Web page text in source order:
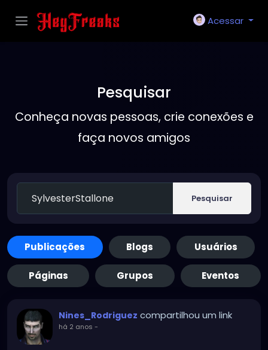
Acessar
Pesquisar
Conheça novas pessoas, crie conexões e
faça novos amigos
Pesquisar
Publicações Blogs Usuários
Páginas Grupos Eventos
Nines_Rodriguez compartilhou um link
há 2 anos -